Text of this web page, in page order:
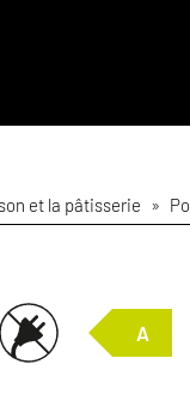
et la pâtisserie »
A